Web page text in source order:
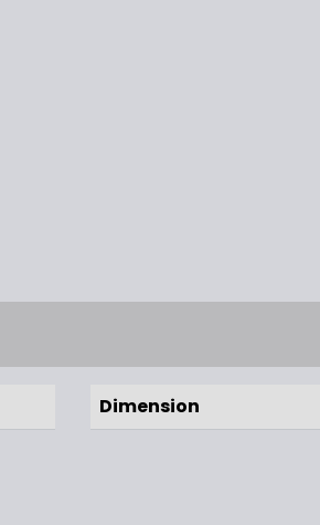
Dimension